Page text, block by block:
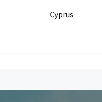
Cyprus